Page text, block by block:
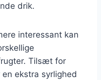
drik.
interessant kan
Tilsæt for
ekstra syrlighed